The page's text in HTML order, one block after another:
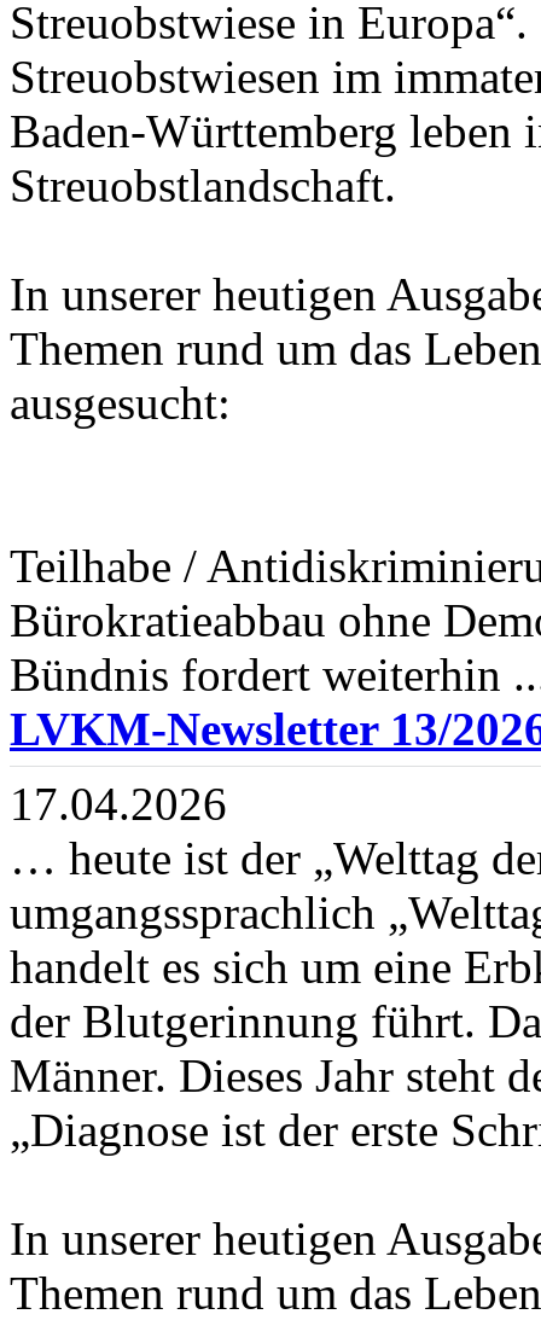
Streuobstwiese in
Streuobstwiesen im
Baden-Württemberg leben
Streuobstlandschaft.
In unserer heutigen
Themen rund um das
ausgesucht:
Teilhabe /
Bürokratieabbau ohne
Bündnis fordert weiterhin
LVKM-Newsletter 13/
17.04.2026
… heute ist der „Welttag
umgangssprachlich
handelt es sich um eine
der Blutgerinnung führt.
Männer. Dieses Jahr steht
„Diagnose ist der erste
In unserer heutigen
Themen rund um das